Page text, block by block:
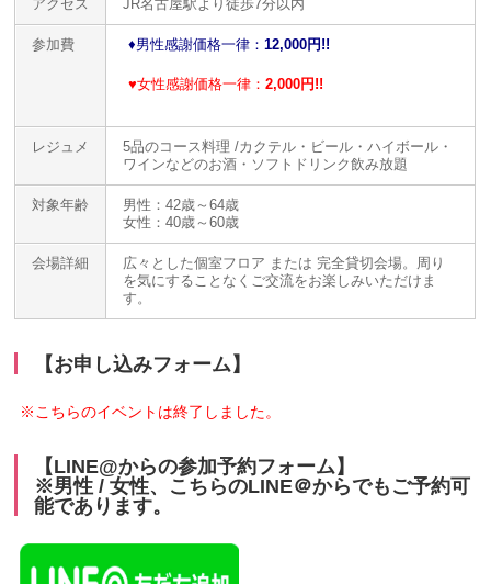
アクセス JR名古屋駅より徒歩7分以内
参加費 ♦️男性感謝価格一律：12,000円!!
♥女性感謝価格一律：2,000円!!
レジュメ
5品のコース料理 /カクテル・ビール・ハイボール・
ワインなどのお酒・ソフトドリンク飲み放題
対象年齢
男性：42歳～64歳
女性：40歳～60歳
会場詳細
広々とした個室フロア または 完全貸切会場。周り
を気にすることなくご交流をお楽しみいただけま
す。
【お申し込みフォーム】
※こちらのイベントは終了しました。
【LINE@からの参加予約フォーム】
※男性 / 女性、こちらのLINE＠からでもご予約可
能であります。